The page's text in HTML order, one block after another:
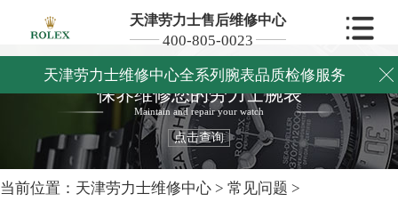
天津劳力士售后维修中心
400-805-0023
天津劳力士维修中心全系列腕表品质检修服务 
保养维修您的劳力士腕表
Maintain and repair your watch
点击查询
当前位置： 天津劳力士维修中心 > 常见问题 >